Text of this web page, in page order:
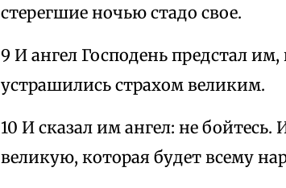
стерегшие ночью стадо свое.
9 И ангел Господень предстал
устрашились страхом великим.
10 И сказал им ангел: не
великую, которая будет всему